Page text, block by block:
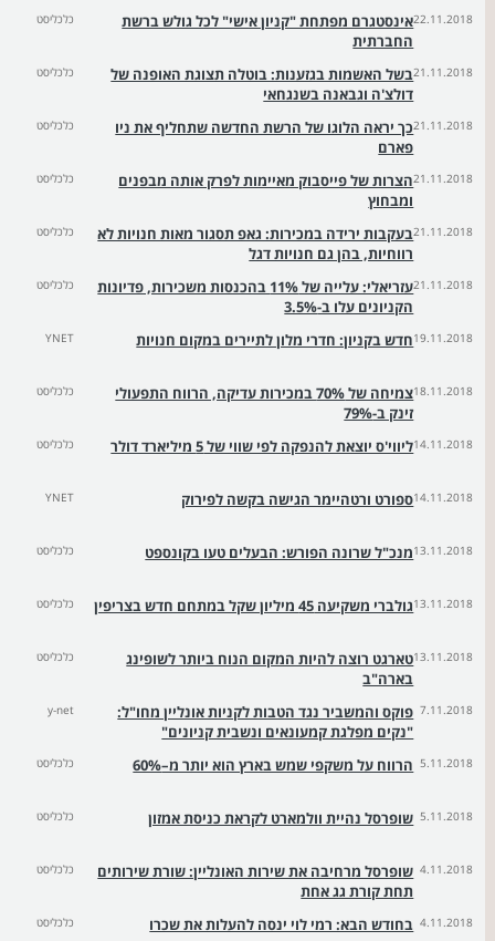
22.11.2018אינסטגרם מפתחת "קניון אישי" לכל גולש ברשת
החברתית
כלכליסט
21.11.2018בשל האשמות בגזענות: בוטלה תצוגת האופנה של
דולצ'ה וגבאנה בשנגחאי
כלכליסט
21.11.2018כך יראה הלוגו של הרשת החדשה שתחליף את ניו
פארם
כלכליסט
21.11.2018הצרות של פייסבוק מאיימות לפרק אותה מבפנים
ומבחוץ
כלכליסט
21.11.2018בעקבות ירידה במכירות: גאפ תסגור מאות חנויות לא
רווחיות, בהן גם חנויות דגל
כלכליסט
21.11.2018
עזריאלי: עלייה של 11% בהכנסות משכירות, פדיונות
הקניונים עלו ב-3.5%
כלכליסט
19.11.2018חדש בקניון: חדרי מלון לתיירים במקום חנויות YNET
18.11.2018
צמיחה של 70% במכירות עדיקה, הרווח התפעולי
זינק ב-79%
כלכליסט
14.11.2018ליווי'ס יוצאת להנפקה לפי שווי של 5 מיליארד דולר כלכליסט
14.11.2018ספורט ורטהיימר הגישה בקשה לפירוק YNET
13.11.2018מנכ"ל שרונה הפורש: הבעלים טעו בקונספט כלכליסט
13.11.2018גולברי משקיעה 45 מיליון שקל במתחם חדש בצריפין כלכליסט
13.11.2018טארגט רוצה להיות המקום הנוח ביותר לשופינג
בארה"ב
כלכליסט
7.11.2018 פוקס והמשביר נגד הטבות לקניות אונליין מחו"ל:
"נקים מפלגת קמעונאים ונשבית קניונים"
y-net
5.11.2018 הרווח על משקפי שמש בארץ הוא יותר מ–60% כלכליסט
5.11.2018 שופרסל נהיית וולמארט לקראת כניסת אמזון כלכליסט
4.11.2018 שופרסל מרחיבה את שירות האונליין: שורת שירותים
תחת קורת גג אחת
כלכליסט
4.11.2018 בחודש הבא: רמי לוי ינסה להעלות את שכרו כלכליסט